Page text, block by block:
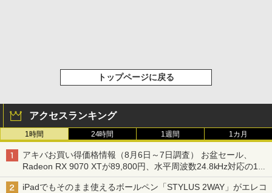
トップページに戻る
アクセスランキング
1時間 24時間 1週間 1カ月
アキバお買い得価格情報（8月6日～7日調査） お盆セール、
Radeon RX 9070 XTが89,800円、水平周波数24.8kHz対応の17
型モニターが9,801円、暑さ指数連動セール ほか
iPadでもそのまま使えるボールペン「STYLUS 2WAY」がエレコ